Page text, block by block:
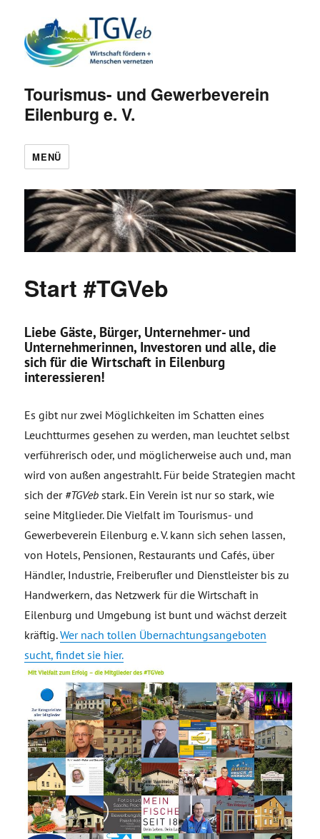
Tourismus- und Gewerbeverein
Eilenburg e. V.
MENÜ
Start #TGVeb
Liebe Gäste, Bürger, Unternehmer- und
Unternehmerinnen, Investoren und alle, die
sich für die Wirtschaft in Eilenburg
interessieren!
Es gibt nur zwei Möglichkeiten im Schatten eines
Leuchtturmes gesehen zu werden, man leuchtet selbst
verführerisch oder, und möglicherweise auch und, man
wird von außen angestrahlt. Für beide Strategien macht
sich der #TGVeb stark. Ein Verein ist nur so stark, wie
seine Mitglieder. Die Vielfalt im Tourismus- und
Gewerbeverein Eilenburg e. V. kann sich sehen lassen,
von Hotels, Pensionen, Restaurants und Cafés, über
Händler, Industrie, Freiberufler und Dienstleister bis zu
Handwerkern, das Netzwerk für die Wirtschaft in
Eilenburg und Umgebung ist bunt und wächst derzeit
kräftig.Wer nach tollen Übernachtungsangeboten
sucht, findet sie hier.